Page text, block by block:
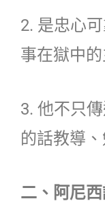
2. 是忠心
事在獄中的
3. 他不只
的話教導
二、阿尼西